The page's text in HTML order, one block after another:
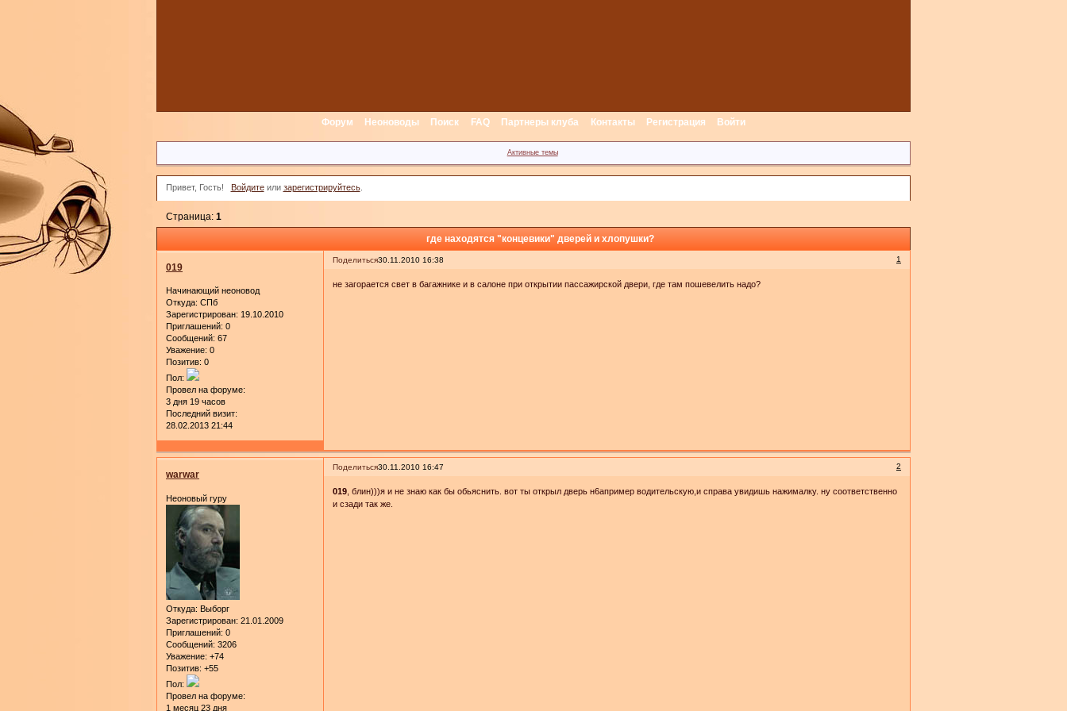
Форум Неоноводы Поиск FAQ Партнеры клуба Контакты Регистрация Войти
Активные темы
Привет, Гость! Войдитеили зарегистрируйтесь.
где находятся "концевики" дверей и хлопушки?
Страница:1
Поделиться 1
30.11.2010 16:38
019
Начинающий неоновод
Откуда: СПб
Зарегистрирован: 19.10.2010
Приглашений: 0
Сообщений: 67
Уважение: 0
Позитив: 0
Пол:
Провел на форуме:
3 дня 19 часов
Последний визит:
28.02.2013 21:44
не загорается свет в багажнике и в салоне при открытии пассажирской двери, где там пошевелить надо?
Поделиться 2
30.11.2010 16:47
warwar
Неоновый гуру
Откуда: Выборг
Зарегистрирован: 21.01.2009
Приглашений: 0
Сообщений: 3206
Уважение: +74
Позитив: +55
Пол:
Провел на форуме:
1 месяц 23 дня
019 , блин)))я и не знаю как бы обьяснить. вот ты открыл дверь н6апример водительскую,и справа увидишь нажималку. ну соответственно
и сзади так же.